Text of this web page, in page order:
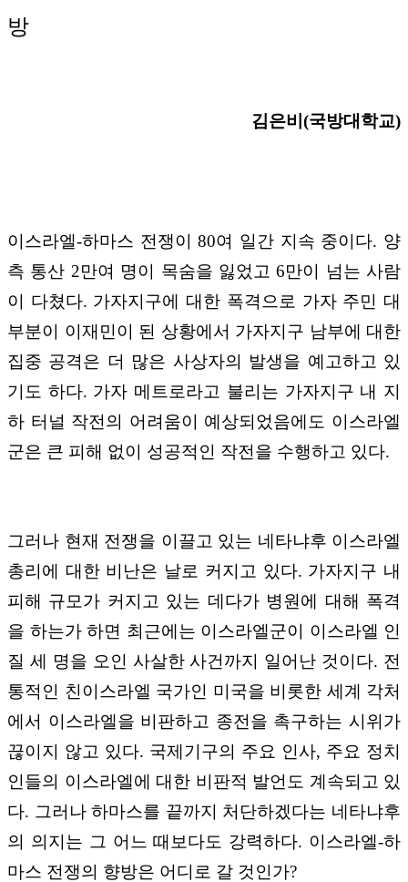
방
김은비(국방대학교)
이스라엘-하마스 전쟁이 80여 일간 지속 중이다. 양
측 통산 2만여 명이 목숨을 잃었고 6만이 넘는 사람
이 다쳤다. 가자지구에 대한 폭격으로 가자 주민 대
부분이 이재민이 된 상황에서 가자지구 남부에 대한
집중 공격은 더 많은 사상자의 발생을 예고하고 있
기도 하다. 가자 메트로라고 불리는 가자지구 내 지
하 터널 작전의 어려움이 예상되었음에도 이스라엘
군은 큰 피해 없이 성공적인 작전을 수행하고 있다.
그러나 현재 전쟁을 이끌고 있는 네타냐후 이스라엘
총리에 대한 비난은 날로 커지고 있다. 가자지구 내
피해 규모가 커지고 있는 데다가 병원에 대해 폭격
을 하는가 하면 최근에는 이스라엘군이 이스라엘 인
질 세 명을 오인 사살한 사건까지 일어난 것이다. 전
통적인 친이스라엘 국가인 미국을 비롯한 세계 각처
에서 이스라엘을 비판하고 종전을 촉구하는 시위가
끊이지 않고 있다. 국제기구의 주요 인사, 주요 정치
인들의 이스라엘에 대한 비판적 발언도 계속되고 있
다. 그러나 하마스를 끝까지 처단하겠다는 네타냐후
의 의지는 그 어느 때보다도 강력하다. 이스라엘-하
마스 전쟁의 향방은 어디로 갈 것인가?